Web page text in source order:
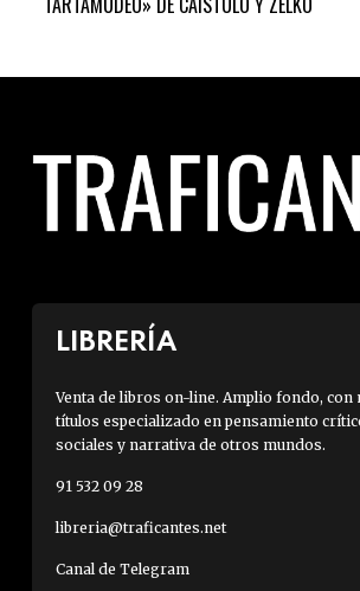
LIBRERÍA
Venta de libros on-line. Amplio fondo, con
títulos especializado en pensamiento
sociales y narrativa de otros mundos.
91 532 09 28
libreria@traficantes.net
Canal de Telegram